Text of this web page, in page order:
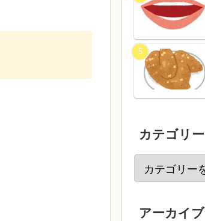
カテゴリー
アーカイブ